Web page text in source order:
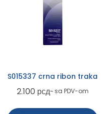
S015337 crna ribon traka
2.100 рсд~ sa PDV-om